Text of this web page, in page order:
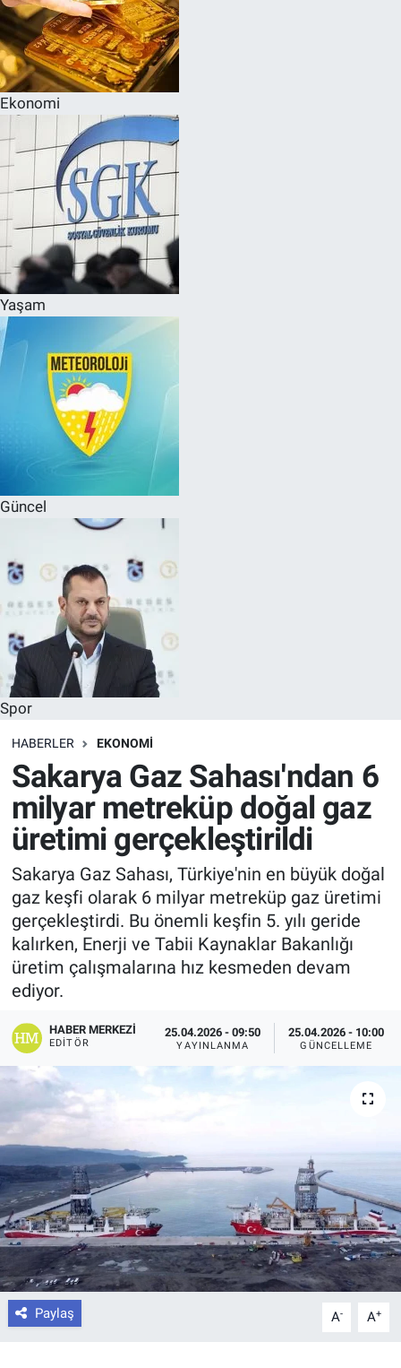
Ekonomi
Yaşam
Güncel
Spor
HABERLER EKONOMI
Sakarya Gaz Sahası'ndan 6
milyar metreküp doğal gaz
üretimi gerçekleştirildi
Sakarya Gaz Sahası, Türkiye'nin en büyük doğal
gaz keşfi olarak 6 milyar metreküp gaz üretimi
gerçekleştirdi. Bu önemli keşfin 5. yılı geride
kalırken, Enerji ve Tabii Kaynaklar Bakanlığı
üretim çalışmalarına hız kesmeden devam
ediyor.
HABER MERKEZI
EDITÖR
25.04.2026 - 09:50
YAYINLANMA
25.04.2026 - 10:00
GÜNCELLEME
Paylaş A- A+